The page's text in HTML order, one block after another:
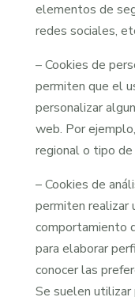
elementos de
redes sociales,
– Cookies de
permiten que el
personalizar
web. Por
regional o tipo de
– Cookies de
permiten realizar
comportamiento
para elaborar
conocer las
Se suelen